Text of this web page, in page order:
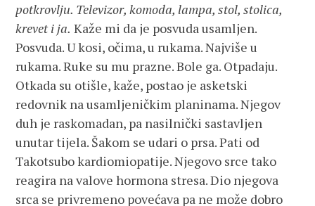
potkrovlju. Televizor, komoda, lampa, stol, stolica,
krevet i ja. Kaže mi da je posvuda usamljen.
Posvuda. U kosi, očima, u rukama. Najviše u
rukama. Ruke su mu prazne. Bole ga. Otpadaju.
Otkada su otišle, kaže, postao je asketski
redovnik na usamljeničkim planinama. Njegov
duh je raskomadan, pa nasilnički sastavljen
unutar tijela. Šakom se udari o prsa. Pati od
Takotsubo kardiomiopatije. Njegovo srce tako
reagira na valove hormona stresa. Dio njegova
srca se privremeno povećava pa ne može dobro